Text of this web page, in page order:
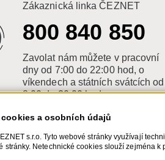
a osobních údajů
s.r.o. Tyto webové stránky využívají
stránky. Netechnické cookies slouží zejména
Zákaznická linka ČEZNET
800 840 850
Zavolat nám můžete v pracovní
dny od 7:00 do 22:00 hod, o
víkendech a státních svátcích od
8:00 do 20:00 hod.